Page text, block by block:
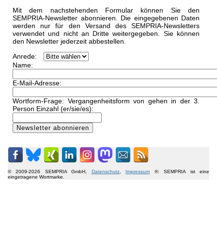
Mit dem nachstehenden Formular können Sie den
SEMPRIA-Newsletter abonnieren. Die eingegebenen Daten
werden nur für den Versand des SEMPRIA-Newsletters
verwendet und nicht an Dritte weitergegeben. Sie können
den Newsletter jederzeit abbestellen.
Anrede:
Name:
E-Mail-Adresse:
Wortform-Frage: Vergangenheitsform von gehen in der 3.
Person Einzahl (er/sie/es):
© 2009-2026 SEMPRIA GmbH, Datenschutz, Impressum ®: SEMPRIA ist eine
eingetragene Wortmarke.